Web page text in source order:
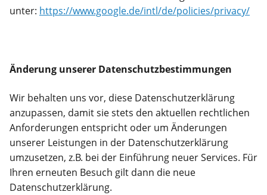
unter: https://www.google.de/intl/de/policies/privacy/
Änderung unserer Datenschutzbestimmungen
Wir behalten uns vor, diese Datenschutzerklärung
anzupassen, damit sie stets den aktuellen rechtlichen
Anforderungen entspricht oder um Änderungen
unserer Leistungen in der Datenschutzerklärung
umzusetzen, z.B. bei der Einführung neuer Services. Für
Ihren erneuten Besuch gilt dann die neue
Datenschutzerklärung.